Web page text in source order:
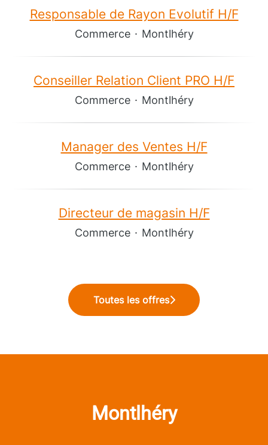
Responsable de Rayon Evolutif H/F
Commerce · Montlhéry
Conseiller Relation Client PRO H/F
Commerce · Montlhéry
Manager des Ventes H/F
Commerce · Montlhéry
Directeur de magasin H/F
Commerce · Montlhéry
Toutes les offres
Montlhéry